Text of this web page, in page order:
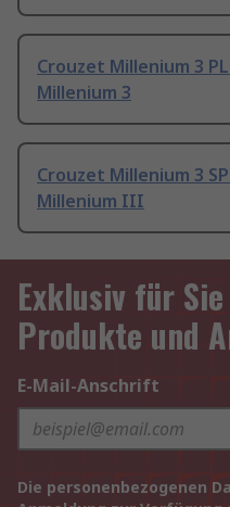
Crouzet Millenium 3
Millenium 3
Crouzet Millenium 3
Millenium III
Exklusiv für
Produkte und
E-Mail-Anschrift
Die personenbezogenen